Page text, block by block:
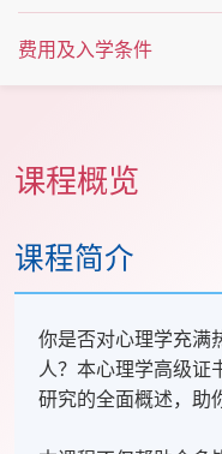
费用及入学条件
课程概览
课程简介
你是否对心理学充满
人？本心理学高级证
研究的全面概述，助